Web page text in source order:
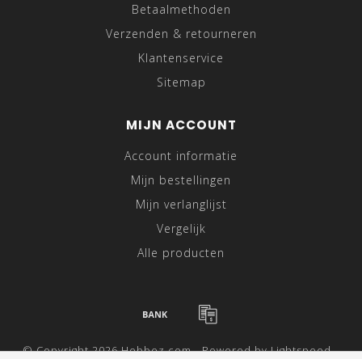
Betaalmethoden
Verzenden & retourneren
Klantenservice
Sitemap
MIJN ACCOUNT
Account informatie
Mijn bestellingen
Mijn verlanglijst
Vergelijk
Alle producten
© Copyright 2026 Hebbez.com - Powered byLightspeed-